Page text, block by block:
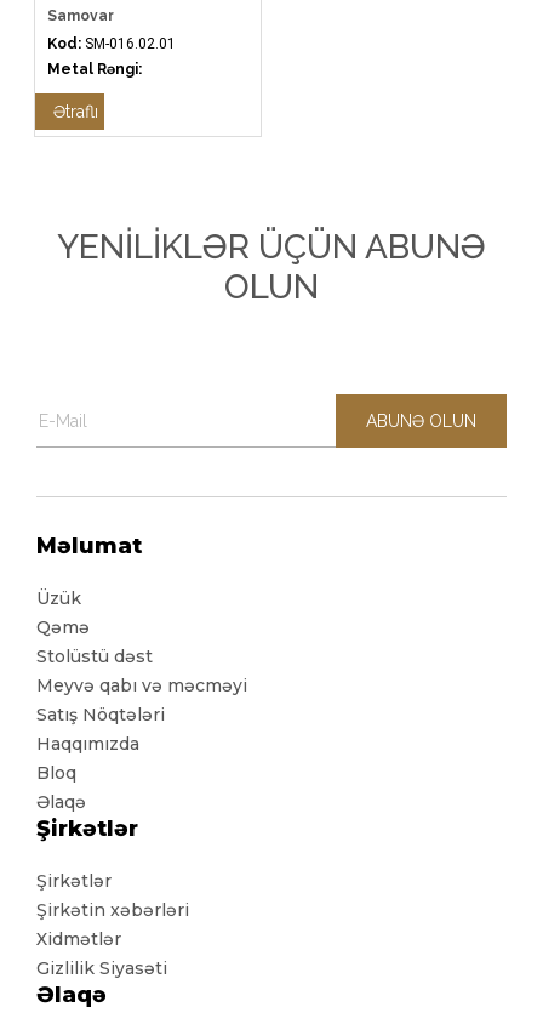
Samovar
Kod: SM-016.02.01
Metal Rəngi:
Ətraflı
YENİLİKLƏR ÜÇÜN ABUNƏ
OLUN
ABUNƏ OLUN
Məlumat
Üzük
Qəmə
Stolüstü dəst
Meyvə qabı və məcməyi
Satış Nöqtələri
Haqqımızda
Bloq
Əlaqə
Şirkətlər
Şirkətlər
Şirkətin xəbərləri
Xidmətlər
Gizlilik Siyasəti
Əlaqə